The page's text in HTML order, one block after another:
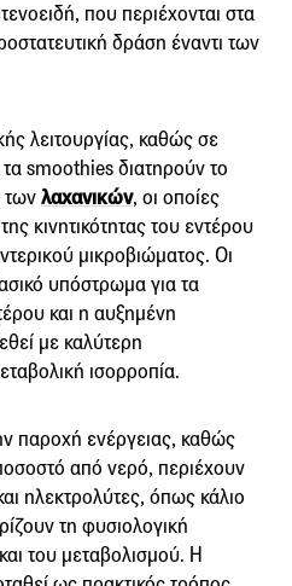
που περιέχονται στα
δράση έναντι των
λειτουργίας, καθώς σε
smoothies διατηρούν το
τωνλαχανικών, οι οποίες
κινητικότητας του εντέρου
μικροβιώματος. Οι
υπόστρωμα για τα
και η αυξημένη
με καλύτερη
ισορροπία.
παροχή ενέργειας, καθώς
από νερό, περιέχουν
ηλεκτρολύτες, όπως κάλιο
τη φυσιολογική
του μεταβολισμού. Η